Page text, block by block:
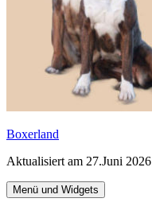
Boxerland
Aktualisiert am 27.Juni 2026
Menü und Widgets